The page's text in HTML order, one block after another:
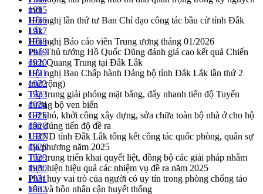
mới
Hội nghị lần thứ tư Ban Chỉ đạo công tác bầu cử tỉnh Đắk
Lắk
Hội nghị Báo cáo viên Trung ương tháng 01/2026
Phó Thủ tướng Hồ Quốc Dũng đánh giá cao kết quả Chiến
dịch Quang Trung tại Đắk Lắk
Hội nghị Ban Chấp hành Đảng bộ tỉnh Đắk Lắk lần thứ 2
(mở rộng)
Tập trung giải phóng mặt bằng, đẩy nhanh tiến độ Tuyến
đường bộ ven biển
Gỡ khó, khởi công xây dựng, sửa chữa toàn bộ nhà ở cho hộ
dân đúng tiến độ đề ra
UBND tỉnh Đắk Lắk tổng kết công tác quốc phòng, quân sự
địa phương năm 2025
Tập trung triển khai quyết liệt, đồng bộ các giải pháp nhằm
thực hiện hiệu quả các nhiệm vụ đề ra năm 2025
Phát huy vai trò của người có uy tín trong phòng chống tảo
hôn và hôn nhân cận huyết thống
1915
1916
1917
1918
1919
1920
1921
1922
1923
1924
1925
1926
1927
1928
1929
1930
1931
1932